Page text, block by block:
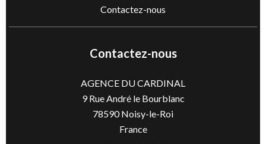
Contactez-nous
Contactez-nous
AGENCE DU CARDINAL
9 Rue André le Bourblanc
78590Noisy-le-Roi
France